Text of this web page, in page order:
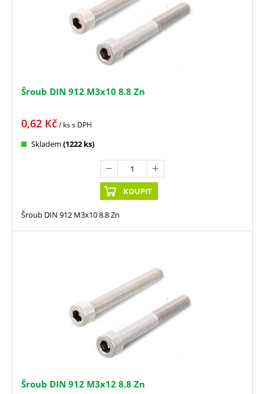
Šroub DIN 912 M3x10 8.8 Zn
0,62 Kč/ kss DPH
Skladem (1222 ks)
KOUPIT
Šroub DIN 912 M3x10 8.8 Zn
Šroub DIN 912 M3x12 8.8 Zn